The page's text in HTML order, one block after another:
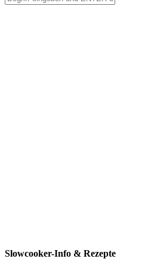
Slowcooker-Info & Rezepte